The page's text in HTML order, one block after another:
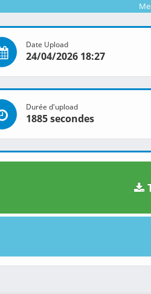
Date Upload
24/04/2026 18:27
Durée d'upload
1885 secondes